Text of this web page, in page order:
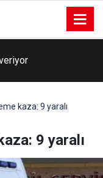
kaza: 9 yaralı
9 yaralı